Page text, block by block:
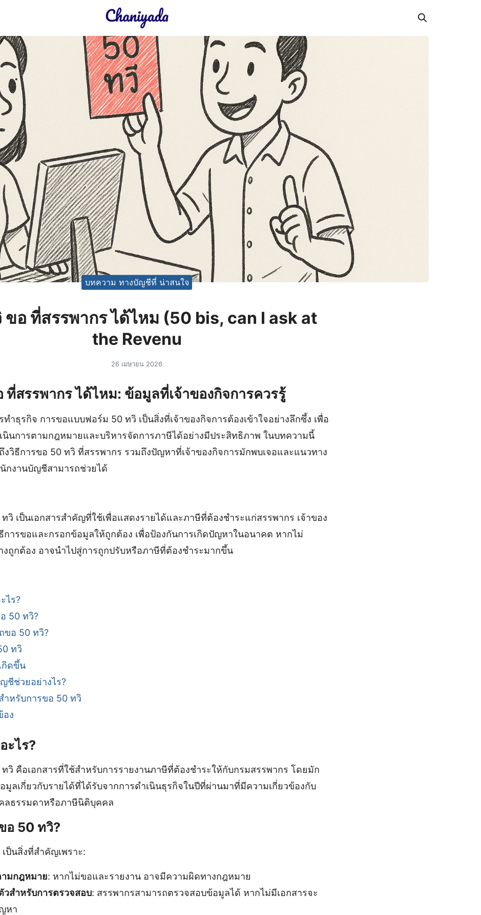
Search
for:
บทความ ทางบัญชีที่ น่าสนใจ
ขอ ที่สรรพากร ได้ไหม (50 bis, can I ask at
the Revenu
26 เมษายน 2026
ที่สรรพากร ได้ไหม: ข้อมูลที่เจ้าของกิจการควรรู้
ทำธุรกิจ การขอแบบฟอร์ม 50 ทวิ เป็นสิ่งที่เจ้าของกิจการต้องเข้าใจอย่างลึกซึ้ง เพื่อ
นินการตามกฎหมายและบริหารจัดการภาษีได้อย่างมีประสิทธิภาพ ในบทความนี้
ถึงวิธีการขอ 50 ทวิ ที่สรรพากร รวมถึงปัญหาที่เจ้าของกิจการมักพบเจอและแนวทาง
กงานบัญชีสามารถช่วยได้
วิ เป็นเอกสารสำคัญที่ใช้เพื่อแสดงรายได้และภาษีที่ต้องชำระแก่สรรพากร เจ้าของ
การขอและกรอกข้อมูลให้ถูกต้อง เพื่อป้องกันการเกิดปัญหาในอนาคต หากไม่
งถูกต้อง อาจนำไปสู่การถูกปรับหรือภาษีที่ต้องชำระมากขึ้น
ไร?
50 ทวิ?
ขอ 50 ทวิ?
ทวิ
กิดขึ้น
ชีช่วยอย่างไร?
ำหรับการขอ 50 ทวิ
อง
ะไร?
วิ คือเอกสารที่ใช้สำหรับการรายงานภาษีที่ต้องชำระให้กับกรมสรรพากร โดยมัก
มูลเกี่ยวกับรายได้ที่ได้รับจากการดำเนินธุรกิจในปีที่ผ่านมาที่มีความเกี่ยวข้องกับ
ลธรรมดาหรือภาษีนิติบุคคล
อ 50 ทวิ?
ป็นสิ่งที่สำคัญเพราะ:
มกฎหมาย: หากไม่ขอและรายงาน อาจมีความผิดทางกฎหมาย
วสำหรับการตรวจสอบ: สรรพากรสามารถตรวจสอบข้อมูลได้ หากไม่มีเอกสารจะ
หา